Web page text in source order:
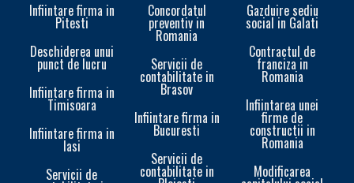
Infiintare firma in
Pitesti
Deschiderea unui
punct de lucru
Infiintare firma in
Timisoara
Infiintare firma in
Iasi
Servicii de
Concordatul
preventiv in
Romania
Servicii de
contabilitate in
Brasov
Infiintare firma in
Bucuresti
Servicii de
contabilitate in
Gazduire sediu
social in Galati
Contractul de
franciza in
Romania
Infiintarea unei
firme de
constructii in
Romania
Modificarea